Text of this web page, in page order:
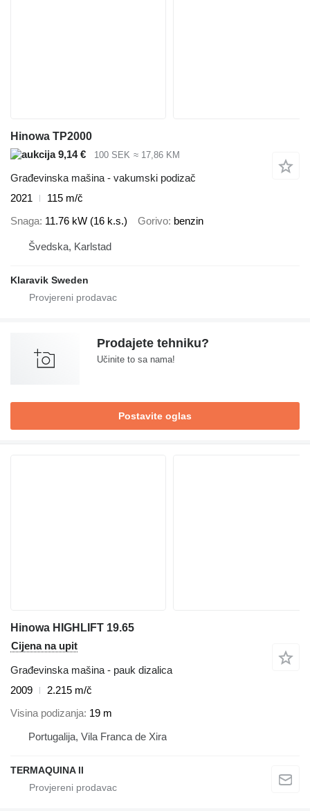
Hinowa TP2000
9,14 €
100 SEK ≈ 17,86 KM
Građevinska mašina - vakumski podizač
2021
115 m/č
Snaga 11.76 kW (16 k.s.) Gorivo benzin
Švedska, Karlstad
Klaravik Sweden
Prodajete tehniku?
Učinite to sa nama!
Postavite oglas
Hinowa HIGHLIFT 19.65
Cijena na upit
Građevinska mašina - pauk dizalica
2009
2.215 m/č
Visina podizanja 19 m
Portugalija, Vila Franca de Xira
TERMAQUINA ll